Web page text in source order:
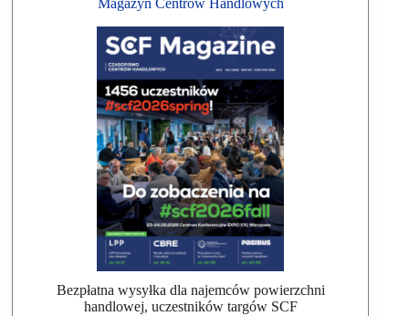
Magazyn Centrów Handlowych
Bezpłatna wysyłka dla najemców powierzchni
handlowej, uczestników targów SCF